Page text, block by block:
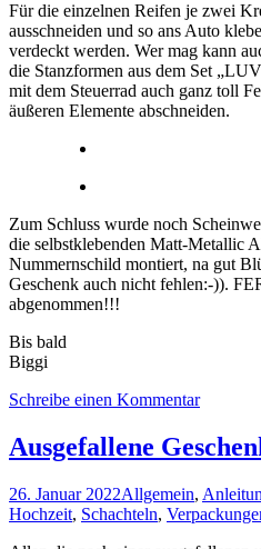
Für die einzelnen Reifen je zwei
ausschneiden und so ans Auto
verdeckt werden. Wer mag kann
die Stanzformen aus dem Set
mit dem Steuerrad auch ganz toll
äußeren Elemente abschneiden.
Zum Schluss wurde noch
die selbstklebenden Matt-Metallic
Nummernschild montiert, na gut
Geschenk auch nicht fehlen:-)).
abgenommen!!!
Bis bald
Biggi
Schreibe einen Kommentar
Ausgefallene
26. Januar 2022Allgemein,
Hochzeit, Schachteln,